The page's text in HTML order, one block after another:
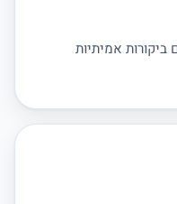
ביקורות אמיתיות